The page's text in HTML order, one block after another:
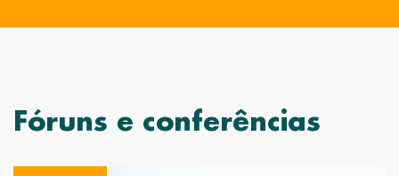
Fóruns e conferências